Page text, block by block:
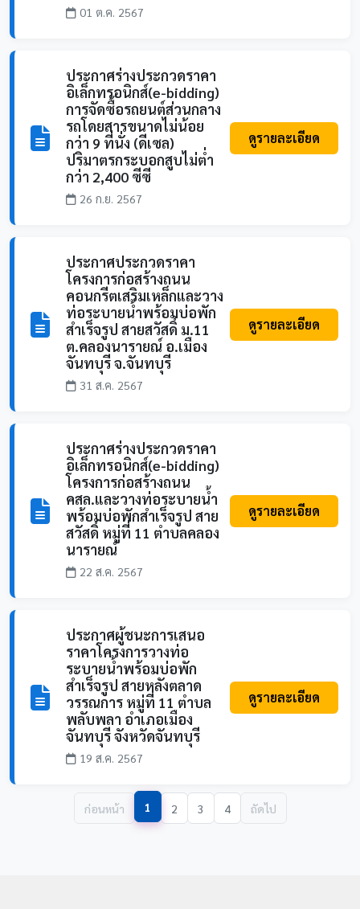
01 ต.ค. 2567
ประกาศร่างประกวดราคา
อิเล็กทรอนิกส์(e-bidding)
การจัดซื้อรถยนต์ส่วนกลาง
รถโดยสารขนาดไม่น้อย
กว่า 9 ที่นั่ง (ดีเซล)
ปริมาตรกระบอกสูบไม่ต่ำ
กว่า 2,400 ซีซี
26 ก.ย. 2567
ดูรายละเอียด
ประกาศประกวดราคา
โครงการก่อสร้างถนน
คอนกรีตเสริมเหล็กและวาง
ท่อระบายน้ำพร้อมบ่อพัก
สำเร็จรูป สายสวัสดิ์ ม.11
ต.คลองนารายณ์ อ.เมือง
จันทบุรี จ.จันทบุรี
31 ส.ค. 2567
ดูรายละเอียด
ประกาศร่างประกวดราคา
อิเล็กทรอนิกส์(e-bidding)
โครงการก่อสร้างถนน
คสล.และวางท่อระบายน้ำ
พร้อมบ่อพักสำเร็จรูป สาย
สวัสดิ์ หมู่ที่ 11 ตำบลคลอง
นารายณ์
22 ส.ค. 2567
ดูรายละเอียด
ประกาศผู้ชนะการเสนอ
ราคาโครงการวางท่อ
ระบายน้ำพร้อมบ่อพัก
สำเร็จรูป สายหลังตลาด
วรรณการ หมู่ที่ 11 ตำบล
พลับพลา อำเภอเมือง
จันทบุรี จังหวัดจันทบุรี
19 ส.ค. 2567
ดูรายละเอียด
ก่อนหน้า 1 2 3 4 ถัดไป